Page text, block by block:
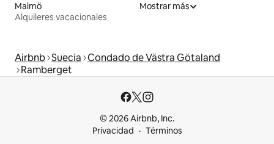
Malmö
Alquileres vacacionales
Mostrar más
Airbnb Suecia Condado de Västra Götaland
Ramberget
© 2026 Airbnb, Inc.
Privacidad
Términos